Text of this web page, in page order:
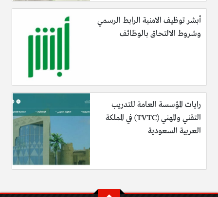
أبشر توظيف الامنية الرابط الرسمي
وشروط الالتحاق بالوظائف
رايات المؤسسة العامة للتدريب
التقني والمهني (TVTC) في المملكة
العربية السعودية